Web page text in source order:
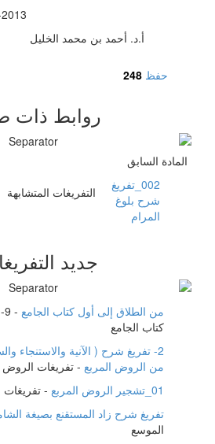
أ.د. أحمد بن محمد الخليل
حفظ 248
روابط ذات
المادة السابق
002_تفريغ
شرح بلوغ
المرام
التفريغات المتشابهة
جديد
من الطلاق إلى أول كتاب الجامع -
كتاب الجامع
2- تفريغ شرح ( الآنية والاستنجاء
من الروض المربع - تفريغات الروض
01_تشجير الروض المربع
-
تفريغ شرح زاد المستقنع بصيغة
الموسع